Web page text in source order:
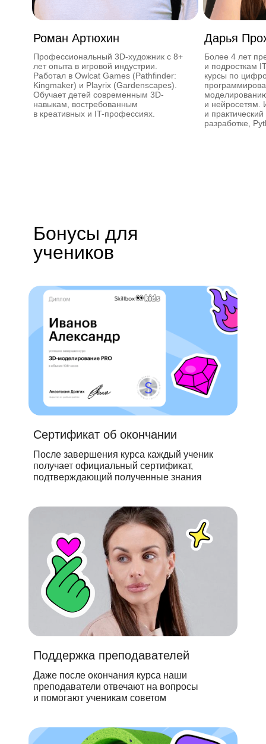
Роман Артюхин
Профессиональный 3D-художник с 8+
лет опыта в игровой индустрии.
Работал в Owlcat Games (Pathfinder:
Kingmaker) и Playrix (Gardenscapes).
Обучает детей современным 3D-
навыкам, востребованным
в креативных и IT-профессиях.
Дарья
Более 4 лет
и подросткам
курсы по
и нейросетям.
и
разработке,
Бонусы для
учеников
Сертификат об окончании
После завершения курса каждый ученик
получает официальный сертификат,
подтверждающий полученные знания
Поддержка преподавателей
Даже после окончания курса наши
преподаватели отвечают на вопросы
и помогают ученикам советом